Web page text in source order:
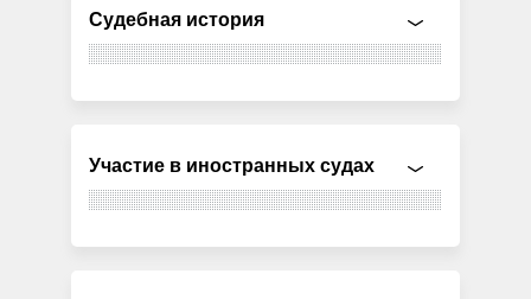
Судебная история
Участие в иностранных судах